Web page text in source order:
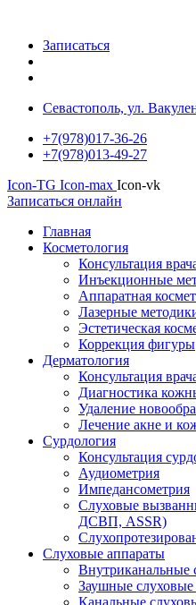
Записаться
Севастополь, ул.
+7(978)017-36-26
+7(978)013-49-27
Icon-TG Icon-max Icon-vk
Записаться онлайн
Главная
Косметология
Консультация
Инъекционные
Аппаратная
Лазерные
Эстетическая
Коррекция фигуры
Дерматология
Консультация
Диагностика
Удаление
Лечение акне и
Сурдология
Консультация
Аудиометрия
Импедансометрия
Слуховые
ДСВП, ASSR)
Слуховые аппараты
Внутриканальные
Заушные
Канальные